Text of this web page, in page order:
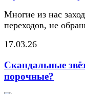
Многие из нас
переходов, не
17.03.26
Скандальные
порочные?